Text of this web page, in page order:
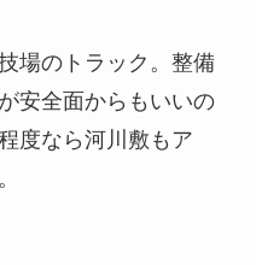
場のトラック。整備
安全面からもいいの
度なら河川敷もア